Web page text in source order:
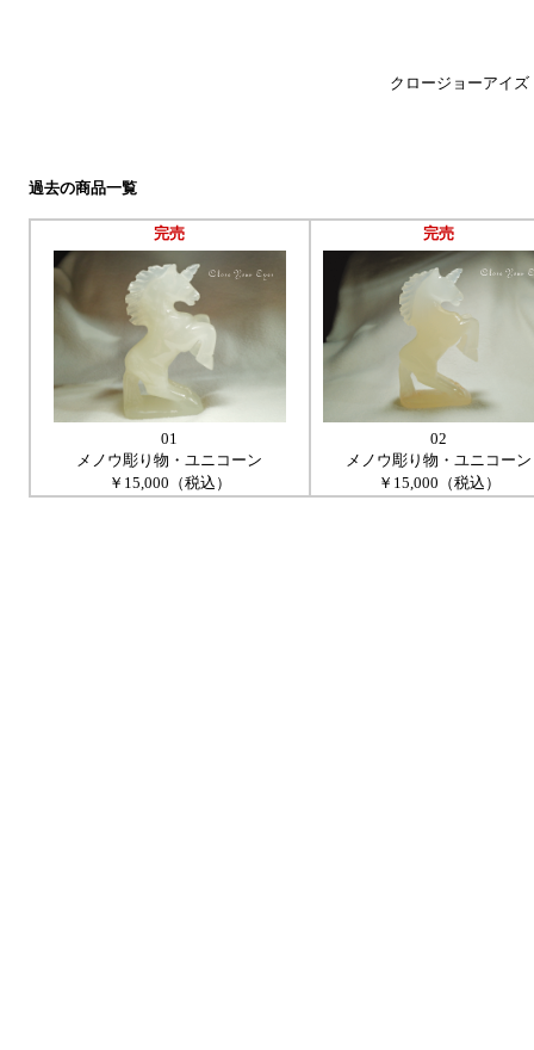
クロージョーアイ
過去の商品一覧
完売
01
メノウ彫り物・ユニコーン
￥15,000（税込）
完売
02
メノウ彫り物・ユニコーン
￥15,000（税込）